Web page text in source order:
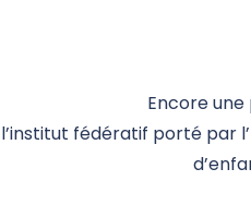
Encore
fédératif porté par